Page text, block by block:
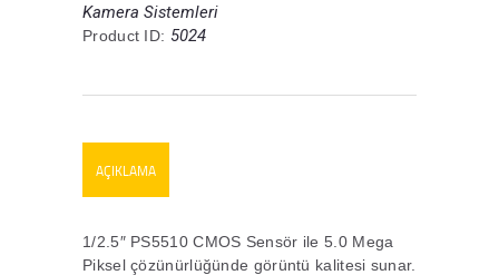
Kamera Sistemleri
Product ID: 5024
AÇIKLAMA
1/2.5″ PS5510 CMOS Sensör ile 5.0 Mega
Piksel çözünürlüğünde görüntü kalitesi sunar.